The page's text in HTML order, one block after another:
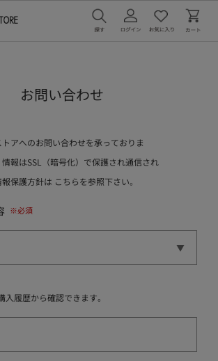
お問い合わせ
アへのお問い合わせを承っておりま
報はSSL（暗号化）で保護され通信され
保護方針は こちらを参照下さい。
入履歴から確認できます。